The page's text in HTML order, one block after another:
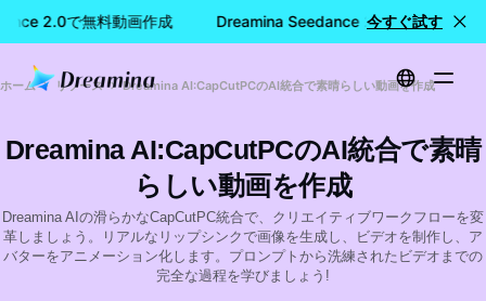
2.0で無料動画作成 Dreamina Seedance 2.0で無料動画作
今すぐ試す
ホーム リソース Dreamina AI:CapCutPCのAI統合で素晴らしい動画を作成
Dreamina AI:CapCutPCのAI統合で素晴
らしい動画を作成
Dreamina AIの滑らかなCapCutPC統合で、クリエイティブワークフローを変
革しましょう。リアルなリップシンクで画像を生成し、ビデオを制作し、ア
バターをアニメーション化します。プロンプトから洗練されたビデオまでの
完全な過程を学びましょう!